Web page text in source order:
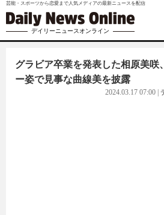
芸能・スポーツから恋愛まで人気メディアの最新ニュースを配信
デイリーニュースオンライン
グラビア卒業を発表した相原美咲
ー姿で見事な曲線美を披露
2024.03.17 07:00